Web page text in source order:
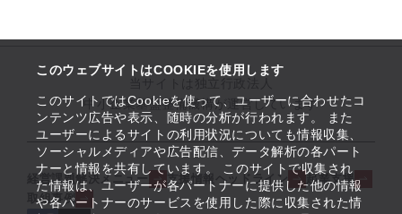
このウェブサイトはCOOKIEを使用します
このサイトではCookieを使って、ユーザーに合わせたコ
ンテンツ広告や表示、随時の分析が行われます。 また
ユーザーによるサイトの利用状況についても情報収集、
ソーシャルメディアや広告配信、データ解析の各パート
ナーと情報を共有しています。 このサイトで収集され
た情報は、ユーザーが各パートナーに提供した他の情報
や各パートナーのサービスを使用した際に収集された情
中小企業基盤整備機構が運営しています
経営課題解決メニュー 支援情報ヘッドライン
起業支援
取組事例